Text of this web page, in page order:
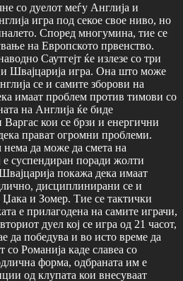
со дуелот меѓу Англија и
игра под секое свое ниво, но
Според многумина, тие се
на Европското првенство.
Саутгејт ќе излезе со три
Швајцарија игра. Она што може
се и самите зборови на
имаат проблем против тимови со
на Англија ќе биде
кои се брзи и енергични
прават огромни проблеми.
нема да може да смета на
е суспендиран поради жолти
покажа дека имаат
дисциплинирани се и
и Зомер. Тие се тактички
е прилагодена на самите играчи,
дуел кој се игра од 21 часот,
да победува и во исто време да
со Романија каде славеа со
форма, одбраната им е
од клупата кои внесуваат